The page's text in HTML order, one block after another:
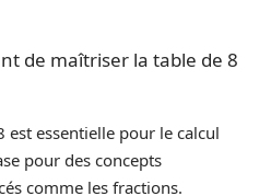
de maîtriser la table de 8
est essentielle pour le calcul
pour des concepts
comme les fractions.